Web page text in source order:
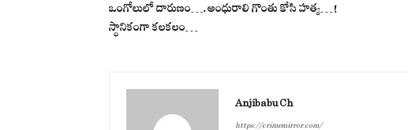
ఒంగోలులో దారుణం….అంధురాలి గొంతు కోసి హ‌త్య‌…!
స్థానికంగా క‌ల‌క‌లం…
Anjibabu Ch
https://crimemirror.com/